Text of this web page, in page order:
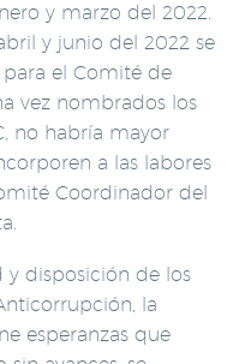
y marzo del 2022.
y junio del 2022 se
para el Comité de
vez nombrados los
no habría mayor
a las labores
Coordinador del
disposición de los
la
esperanzas que